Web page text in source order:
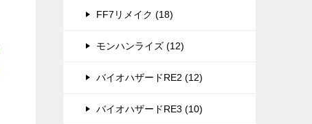
FF7リメイク (18)
モンハンライズ (12)
バイオハザードRE2 (12)
バイオハザードRE3 (10)